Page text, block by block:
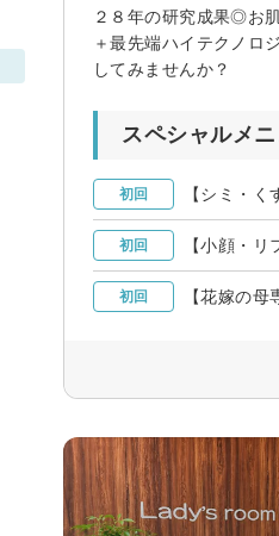
２８年の研究成果◎お
＋最先端ハイテクノロ
してみませんか？
スペシャルメ
初回
初回
初回